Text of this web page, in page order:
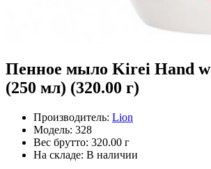
Пенное мыло Kirei Hand
(250 мл) (320.00 г)
Производитель: Lion
Модель: 328
Вес брутто: 320.00 г
На складе: В наличии